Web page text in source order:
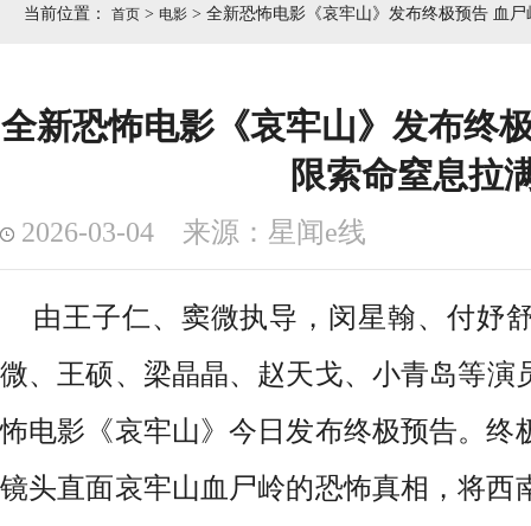
当前位置： 首页 > 电影 > 全新恐怖电影《哀牢山》发布终极预告 血
全新恐怖电影《哀牢山》发布终
限索命窒息拉
2026-03-04 来源：星闻e线
由王子仁、窦微执导，闵星翰、付妤
微、王硕、梁晶晶、赵天戈、小青岛等演
怖电影《哀牢山》今日发布终极预告。终
镜头直面哀牢山血尸岭的恐怖真相，将西